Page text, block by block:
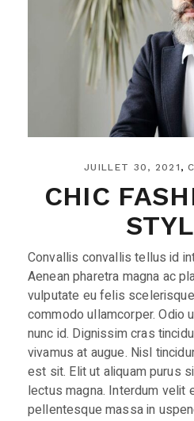
JUILLET 30, 2021
CHIC
Convallis convallis tellus id
Aenean pharetra magna ac
vulputate eu felis
commodo ullamcorper. Odio
nunc id. Dignissim cras
vivamus at augue. Nisl
est sit. Elit ut aliquam purus
lectus magna. Interdum velit
pellentesque massa in